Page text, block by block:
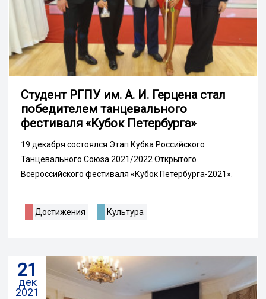
Студент РГПУ им. А. И. Герцена стал
победителем танцевального
фестиваля «Кубок Петербурга»
19 декабря состоялся Этап Кубка Российского
Танцевального Союза 2021/2022 Открытого
Всероссийского фестиваля «Кубок Петербурга-2021».
Достижения Культура
21
дек
2021